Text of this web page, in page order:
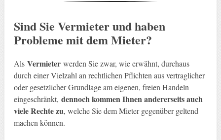
Sind Sie Vermieter und haben
Probleme mit dem Mieter?
Als Vermieterwerden Sie zwar, wie erwähnt, durchaus
durch einer Vielzahl an rechtlichen Pflichten aus vertraglicher
oder gesetzlicher Grundlage am eigenen, freien Handeln
eingeschränkt, dennoch kommen Ihnen andererseits auch
viele Rechte zu, welche Sie dem Mieter gegenüber geltend
machen können.